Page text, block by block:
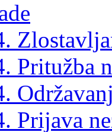
Pritužba
Prijava